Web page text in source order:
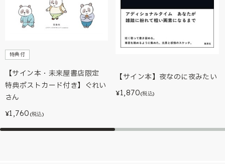
特典付
【サイン本・未来屋書店限定
特典ポストカード付き】ぐれい
さん
¥1,760 (税込)
【サイン本】夜なのに夜みたい
¥1,870(税込)